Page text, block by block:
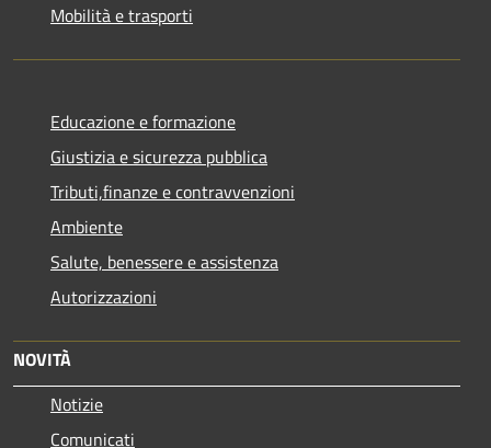
Mobilità e trasporti
Educazione e formazione
Giustizia e sicurezza pubblica
Tributi,finanze e contravvenzioni
Ambiente
Salute, benessere e assistenza
Autorizzazioni
NOVITÀ
Notizie
Comunicati